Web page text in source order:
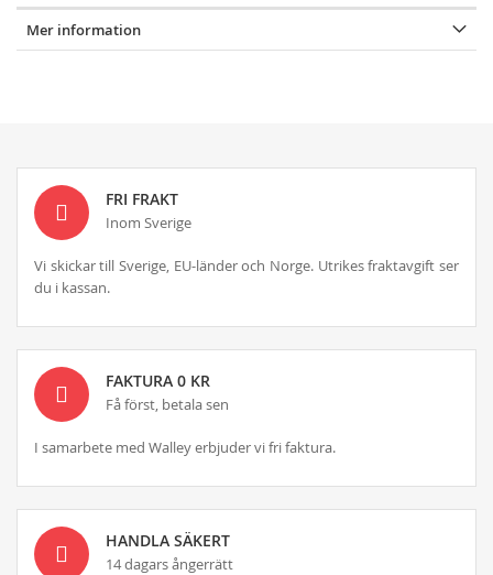
Mer information
FRI FRAKT
Inom Sverige
Vi skickar till Sverige, EU-länder och Norge. Utrikes fraktavgift ser
du i kassan.
FAKTURA 0 KR
Få först, betala sen
I samarbete med Walley erbjuder vi fri faktura.
HANDLA SÄKERT
14 dagars ångerrätt